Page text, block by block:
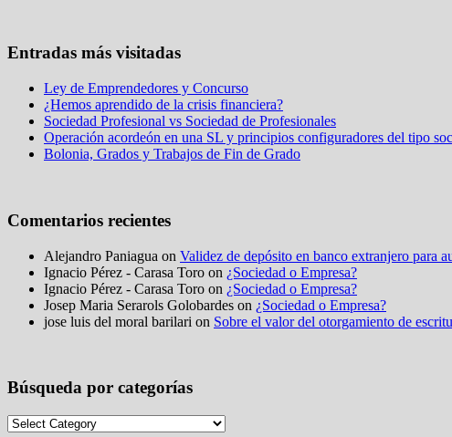
Entradas más visitadas
Ley de Emprendedores y Concurso
¿Hemos aprendido de la crisis financiera?
Sociedad Profesional vs Sociedad de Profesionales
Operación acordeón en una SL y principios configuradores del tipo
Bolonia, Grados y Trabajos de Fin de Grado
Comentarios recientes
Alejandro Paniagua on Validez de depósito en banco extranjero para
Ignacio Pérez - Carasa Toro on ¿Sociedad o Empresa?
Ignacio Pérez - Carasa Toro on ¿Sociedad o Empresa?
Josep Maria Serarols Golobardes on ¿Sociedad o Empresa?
jose luis del moral barilari on Sobre el valor del otorgamiento de
Búsqueda por categorías